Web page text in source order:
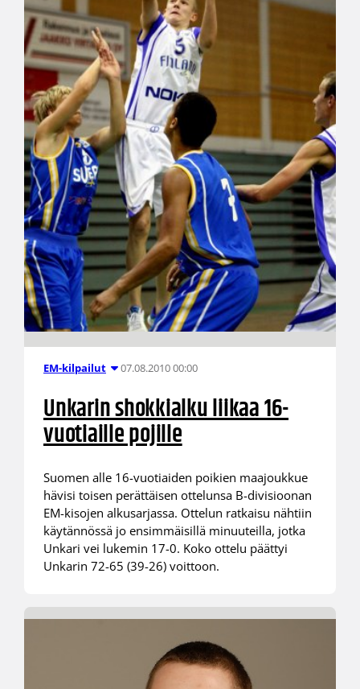
EM-kilpailut 07.08.2010 00:00
Unkarin shokkialku liikaa 16-
vuotiaille pojille
Suomen alle 16-vuotiaiden poikien maajoukkue
hävisi toisen perättäisen ottelunsa B-divisioonan
EM-kisojen alkusarjassa. Ottelun ratkaisu nähtiin
käytännössä jo ensimmäisillä minuuteilla, jotka
Unkari vei lukemin 17-0. Koko ottelu päättyi
Unkarin 72-65 (39-26) voittoon.